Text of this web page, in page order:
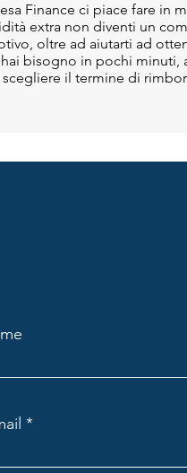
Finance ci piace fare in
extra non diventi un
oltre ad aiutarti ad
bisogno in pochi minuti,
il termine di